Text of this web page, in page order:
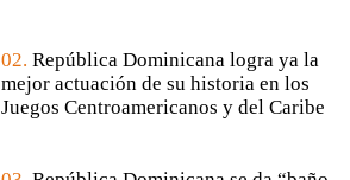
02. República Dominicana logra ya la
mejor actuación de su historia en los
Juegos Centroamericanos y del Caribe